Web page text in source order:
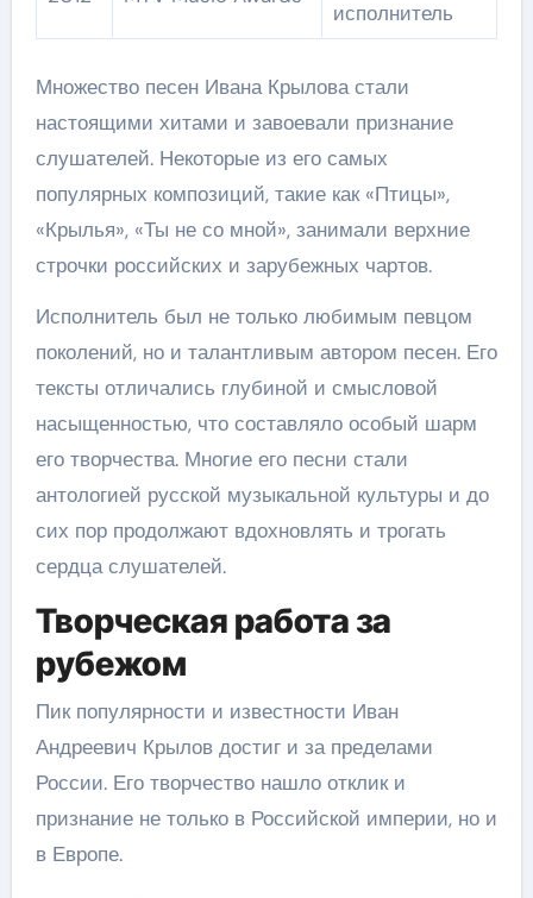
исполнитель
Множество песен Ивана Крылова стали
настоящими хитами и завоевали признание
слушателей. Некоторые из его самых
популярных композиций, такие как «Птицы»,
«Крылья», «Ты не со мной», занимали верхние
строчки российских и зарубежных чартов.
Исполнитель был не только любимым певцом
поколений, но и талантливым автором песен. Его
тексты отличались глубиной и смысловой
насыщенностью, что составляло особый шарм
его творчества. Многие его песни стали
антологией русской музыкальной культуры и до
сих пор продолжают вдохновлять и трогать
сердца слушателей.
Творческая работа за
рубежом
Пик популярности и известности Иван
Андреевич Крылов достиг и за пределами
России. Его творчество нашло отклик и
признание не только в Российской империи, но и
в Европе.